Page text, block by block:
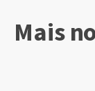
Mais